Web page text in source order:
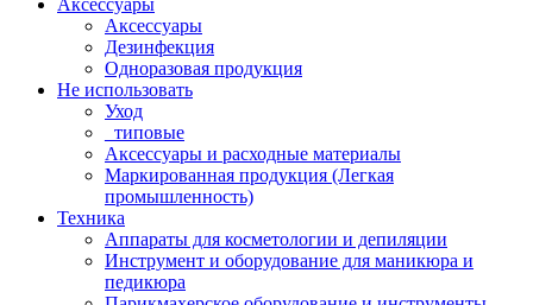
Аксессуары
Дезинфекция
Одноразовая продукция
Не использовать
Уход
_типовые
Аксессуары и расходные материалы
Маркированная продукция (Легкая
промышленность)
Техника
Аппараты для косметологии и депиляции
Инструмент и оборудование для маникюра и
педикюра